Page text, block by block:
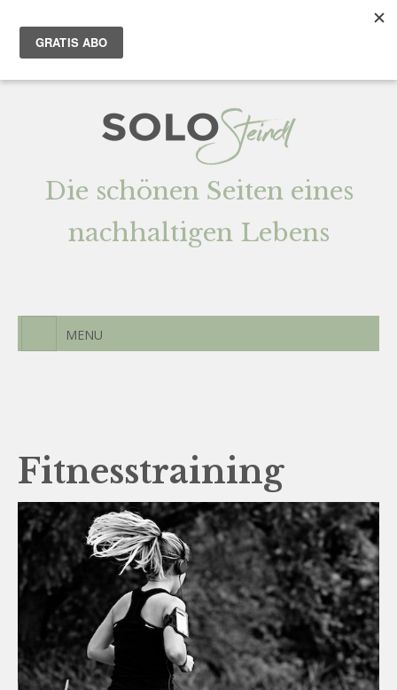
Team AGENTUR
Die schönen Seiten eines
nachhaltigen Lebens
MENU
Fitnesstraining